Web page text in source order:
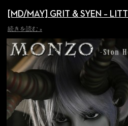
[MD/MAY] GRIT & SYEN –
続きを読む »